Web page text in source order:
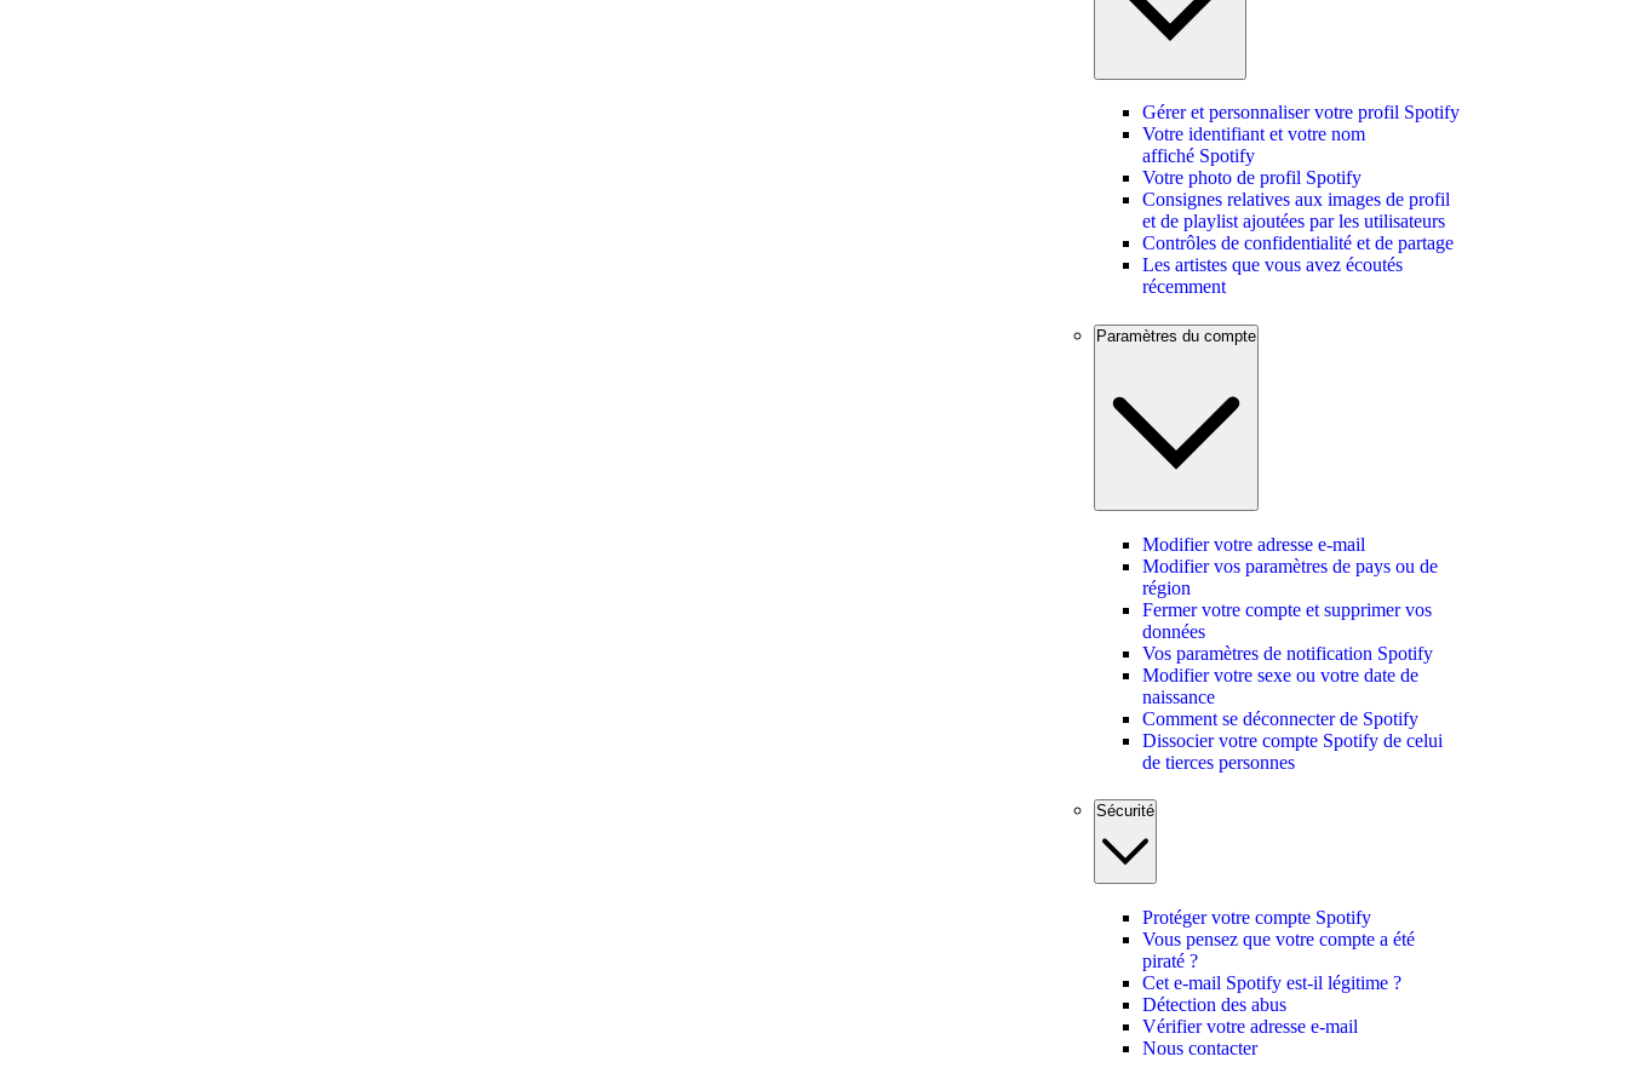
Gérer et personnaliser votre profil Spotify
Votre identifiant et votre nom
affiché Spotify
Votre photo de profil Spotify
Consignes relatives aux images de profil
et de playlist ajoutées par les utilisateurs
Contrôles de confidentialité et de partage
Les artistes que vous avez écoutés
récemment
Paramètres du compte
Modifier votre adresse e-mail
Modifier vos paramètres de pays ou de
région
Fermer votre compte et supprimer vos
données
Vos paramètres de notification Spotify
Modifier votre sexe ou votre date de
naissance
Comment se déconnecter de Spotify
Dissocier votre compte Spotify de celui
de tierces personnes
Sécurité
Protéger votre compte Spotify
Vous pensez que votre compte a été
piraté ?
Cet e-mail Spotify est-il légitime ?
Détection des abus
Vérifier votre adresse e-mail
Nous contacter